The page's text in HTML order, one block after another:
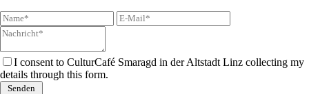
I consent to CulturCafé Smaragd in der Altstadt Linz collecting my
details through this form.
Senden